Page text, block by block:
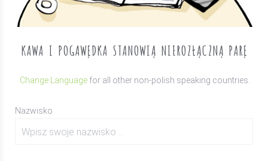
KAWA I POGAWĘDKA STANOWIĄ NIEROZŁĄCZNĄ PARĘ
Change Language for all other non-polish speaking countries.
Nazwisko